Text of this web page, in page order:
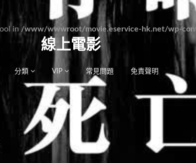
in /www/wwwroot/movie.eservice-hk.net/wp-
線上電影
分類 VIP 常見問題 免責聲明